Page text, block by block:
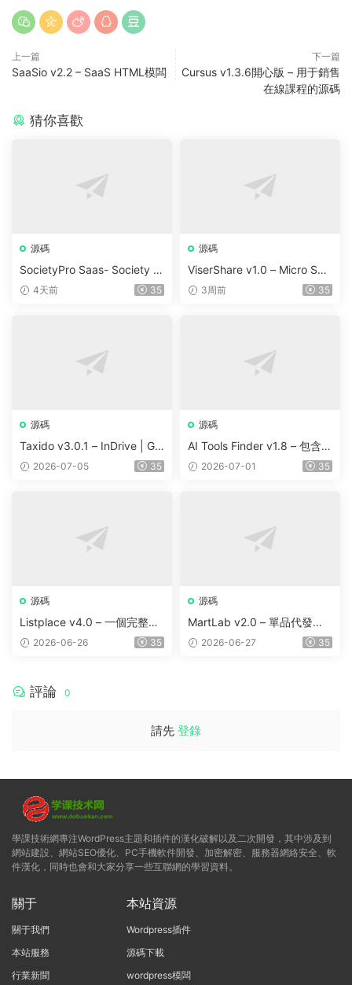
上一篇
SaaSio v2.2 – SaaS HTML模闆
下一篇
Cursus v1.3.6開心版 – 用于銷售
在線課程的源碼
猜你喜歡
源碼
SocietyPro Saas- Society M
anagement Software v1.0.7
4天前 35
源碼
ViserShare v1.0 – Micro Sha
re Trading And Prediction Pl
3周前 35
源碼
Taxido v3.0.1 – InDrive | Gr
ab | Uber Clone | Taxi Booki
2026-07-05 35
源碼
AI Tools Finder v1.8 – 包含 5
000 多種工具、訂閱、廣告
2026-07-01 35
源碼
Listplace v4.0 – 一個完整的
本地商家名錄平台
2026-06-26 35
源碼
MartLab v2.0 – 單品代發貨
平台2026-06-27 35
評論 0
請先 登錄
學課技術網專注WordPress主題和插件的漢化破解以及二次開發，其中涉及到
網站建設、網站SEO優化、PC手機軟件開發、加密解密、服務器網絡安全、軟
件漢化，同時也會和大家分享一些互聯網的學習資料。
關于
關于我們
本站服務
行業新聞
本站資源
Wordpress插件
源碼下載
wordpress模闆